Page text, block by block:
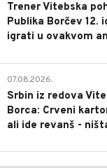
Trener Vitebska
Publika Borčev 12.
igrati u ovakvom
07.08.2026.
Srbin iz redova
Borca: Crveni
ali ide revanš -